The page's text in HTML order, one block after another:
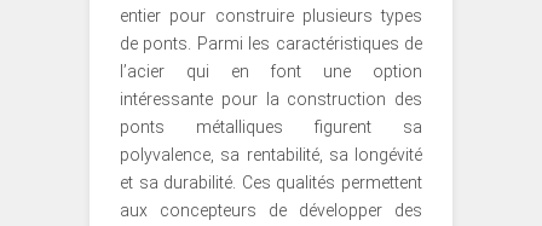
entier pour construire plusieurs types
de ponts. Parmi les caractéristiques de
l’acier qui en font une option
intéressante pour la construction des
ponts métalliques figurent sa
polyvalence, sa rentabilité, sa longévité
et sa durabilité. Ces qualités permettent
aux concepteurs de développer des